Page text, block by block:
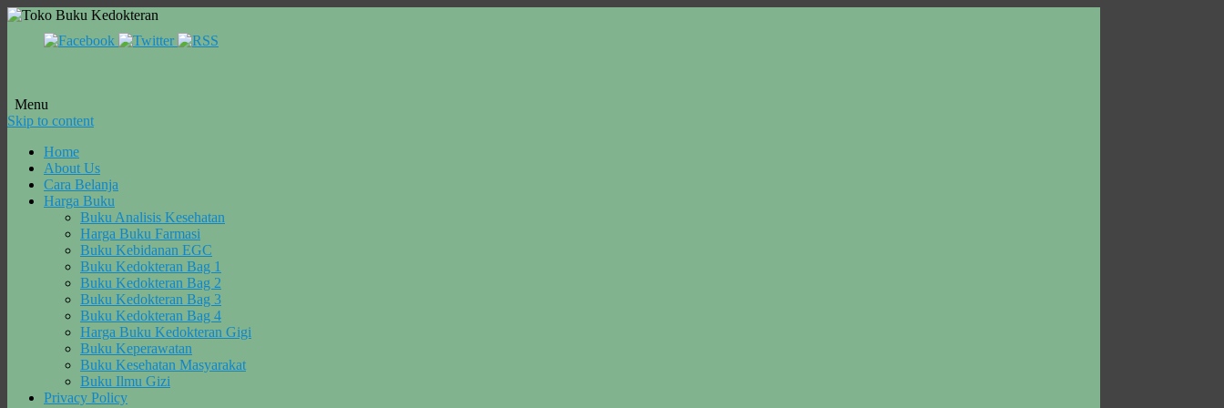
Menu
Skip to content
Home
About Us
Cara Belanja
Harga Buku
Buku Analisis Kesehatan
Harga Buku Farmasi
Buku Kebidanan EGC
Buku Kedokteran Bag 1
Buku Kedokteran Bag 2
Buku Kedokteran Bag 3
Buku Kedokteran Bag 4
Harga Buku Kedokteran Gigi
Buku Keperawatan
Buku Kesehatan Masyarakat
Buku Ilmu Gizi
Privacy Policy